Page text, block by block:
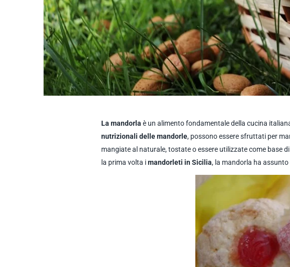
La mandorla è un alimento fondamentale della cucina
nutrizionali delle mandorle, possono essere sfruttati per
mangiate al naturale, tostate o essere utilizzate come base
la prima volta imandorleti in Sicilia, la mandorla ha